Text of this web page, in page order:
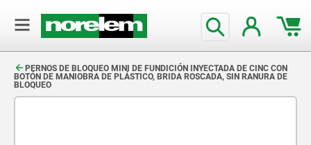
PERNOS DE BLOQUEO MINI DE FUNDICIÓN INYECTADA DE CINC CON
BOTÓN DE MANIOBRA DE PLÁSTICO, BRIDA ROSCADA, SIN RANURA DE
BLOQUEO